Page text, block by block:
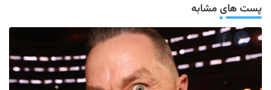
پست های مشابه